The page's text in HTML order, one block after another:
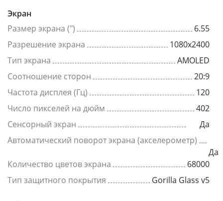
Экран
Размер экрана (")
6.55
Разрешение экрана
1080x2400
Тип экрана
AMOLED
Соотношение сторон
20:9
Частота дисплея (Гц)
120
Число пикселей на дюйм
402
Сенсорный экран
Да
Автоматический поворот экрана (акселерометр)
Да
Количество цветов экрана
68000
Тип защитного покрытия
Gorilla Glass v5